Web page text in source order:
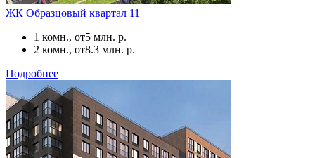
ЖК Образцовый квартал 11
1 комн., от5 млн. р.
2 комн., от8.3 млн. р.
Подробнее